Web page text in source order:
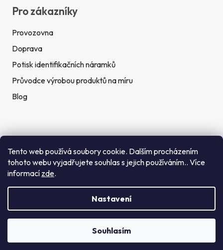
Tento web používá soubory cookie. Dalším procházením
tohoto webu vyjadřujete souhlas s jejich používáním.. Více
informací zde.
Nastavení
Souhlasím
Pro zákazníky
Provozovna
Doprava
Potisk identifikačních náramků
Průvodce výrobou produktů na míru
Blog
Rychlé kontakty
Telefon:
(+420) 272 702 212